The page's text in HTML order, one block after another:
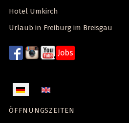
Hotel Umkirch
Urlaub in Freiburg im Breisgau
Jobs
Sprache auswählen
ÖFFNUNGSZEITEN